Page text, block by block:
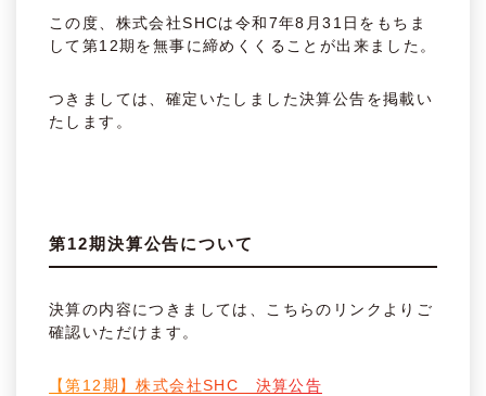
この度、株式会社SHCは令和7年8月31日をもちま
して第12期を無事に締めくくることが出来ました。
つきましては、確定いたしました決算公告を掲載い
たします。
第12期決算公告について
決算の内容につきましては、こちらのリンクよりご
確認いただけます。
【第12期】株式会社SHC 決算公告